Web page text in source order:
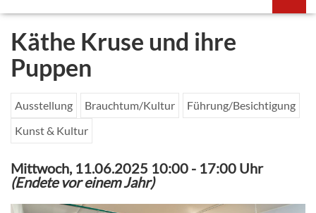
Käthe Kruse und ihre
Puppen
Ausstellung Brauchtum/Kultur
Führung/Besichtigung
Kunst & Kultur
Mittwoch, 11.06.2025 10:00 - 17:00 Uhr
(Endete vor einem Jahr)